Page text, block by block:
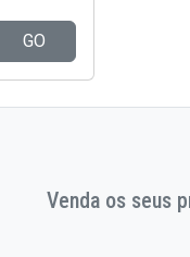
GO
Venda os seus